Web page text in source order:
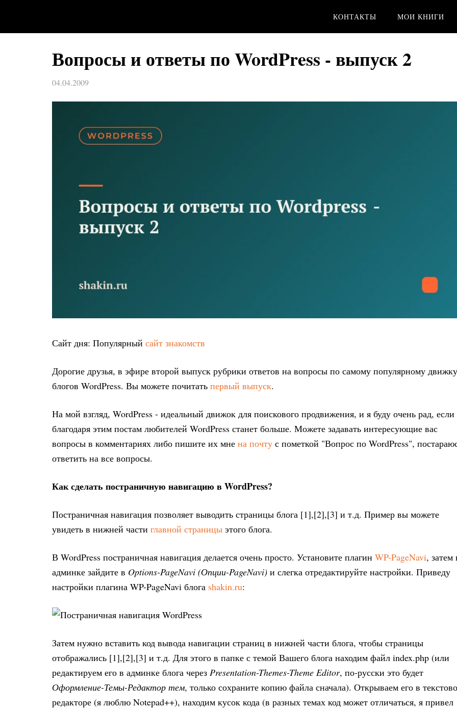
КОНТАКТЫ МОИ КНИГИ
Вопросы и ответы по WordPress - выпуск 2
04.04.2009
Сайт дня: Популярный сайт знакомств
Дорогие друзья, в эфире второй выпуск рубрики ответов на вопросы по самому популярному движку
блогов WordPress. Вы можете почитать первый выпуск.
На мой взгляд, WordPress - идеальный движок для поискового продвижения, и я буду очень рад, если
благодаря этим постам любителей WordPress станет больше. Можете задавать интересующие вас
вопросы в комментариях либо пишите их мне на почту с пометкой "Вопрос по WordPress",
ответить на все вопросы.
Как сделать постраничную навигацию в WordPress?
Постраничная навигация позволяет выводить страницы блога [1],[2],[3] и т.д. Пример вы можете
увидеть в нижней части главной страницы этого блога.
В WordPress постраничная навигация делается очень просто. Установите плагин WP-PageNavi, затем
админке зайдите в Options-PageNavi (Опции-PageNavi) и слегка отредактируйте настройки. Приведу
настройки плагина WP-PageNavi блога shakin.ru:
Затем нужно вставить код вывода навигации страниц в нижней части блога, чтобы страницы
отображались [1],[2],[3] и т.д. Для этого в папке с темой Вашего блога находим файл index.php (или
редактируем его в админке блога через Presentation-Themes-Theme Editor, по-русски это будет
Оформление-Темы-Редактор тем, только сохраните копию файла сначала). Открываем его в
редакторе (я люблю Notepad++), находим кусок кода (в разных темах код может отличаться, я привел